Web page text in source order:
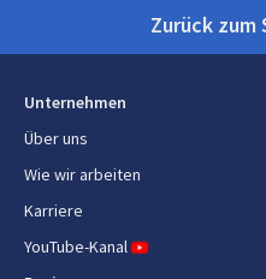
Betriebsbedingungen
Relative Luftfeuchtigkeit in
Warentarifnummer (HS)
Zurück
Unternehmen
Über uns
Wie wir arbeiten
Karriere
YouTube-Kanal